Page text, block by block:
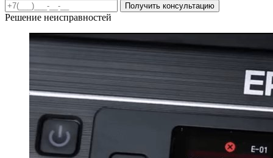
Получить консультацию
Решение неисправностей